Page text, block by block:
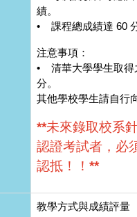
績。
• 課程總成績達 60
注意事項：
• 清華大學學生取得
分。
其他學校學生請自行
**未來錄取校系
認證考試者，必
認抵！！**
教學方式與成績評量